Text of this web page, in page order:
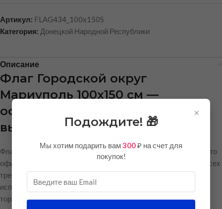
Артикул: FLAG434_100x150S
Категория: Донецкой Народной Республики
Описание
Флаг Городской округ
Мариуполь 100х150 см —
официальная символика
высокого качества
Флаг Городского округа Мариуполь размером 100×150 см — это
официальный символ города, выполненный с соблюдением всех
требований к геральдической продукции. Флаг подходит для
использования в административных учреждениях, на
торжественных мероприятиях, официальных церемониях, а
×
Подождите! 🎁
Мы хотим подарить вам300₽ на счет для
покупок!